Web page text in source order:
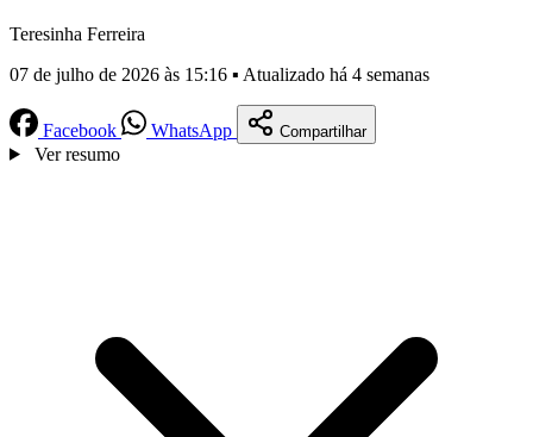
Teresinha Ferreira
07 de julho de 2026 às 15:16 ▪ Atualizado há 4 semanas
Facebook WhatsApp Compartilhar
Ver resumo